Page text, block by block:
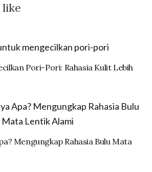
like
Pori-Pori: Rahasia Kulit Lebih
Mengungkap Rahasia Bulu Mata